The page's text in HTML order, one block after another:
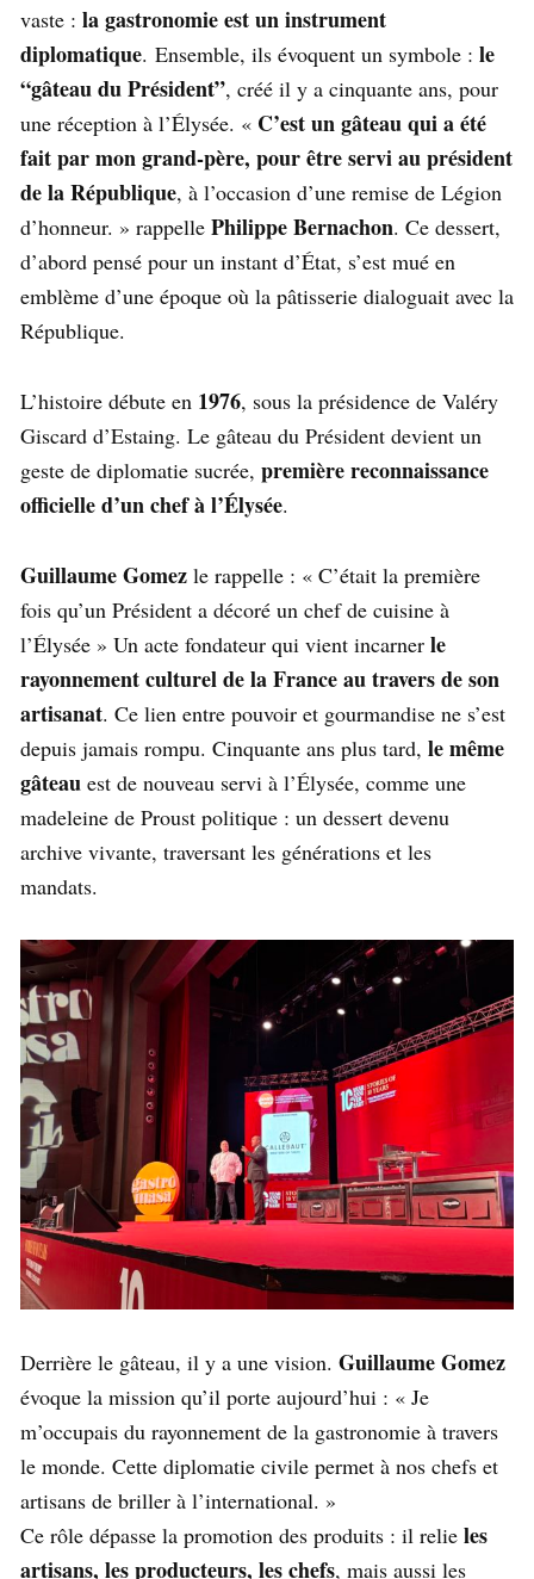
vaste : la gastronomie est un instrument
diplomatique. Ensemble, ils évoquent un symbole : le
“gâteau du Président”, créé il y a cinquante ans, pour
une réception à l’Élysée. « C’est un gâteau qui a été
fait par mon grand-père, pour être servi au président
de la République, à l’occasion d’une remise de Légion
d’honneur. » rappelle Philippe Bernachon. Ce dessert,
d’abord pensé pour un instant d’État, s’est mué en
emblème d’une époque où la pâtisserie dialoguait avec la
République.
L’histoire débute en 1976, sous la présidence de Valéry
Giscard d’Estaing. Le gâteau du Président devient un
geste de diplomatie sucrée, première reconnaissance
officielle d’un chef à l’Élysée.
Guillaume Gomez le rappelle : « C’était la première
fois qu’un Président a décoré un chef de cuisine à
l’Élysée » Un acte fondateur qui vient incarner le
rayonnement culturel de la France au travers de son
artisanat. Ce lien entre pouvoir et gourmandise ne s’est
depuis jamais rompu. Cinquante ans plus tard, le même
gâteau est de nouveau servi à l’Élysée, comme une
madeleine de Proust politique : un dessert devenu
archive vivante, traversant les générations et les
mandats.
Derrière le gâteau, il y a une vision. Guillaume Gomez
évoque la mission qu’il porte aujourd’hui : « Je
m’occupais du rayonnement de la gastronomie à travers
le monde. Cette diplomatie civile permet à nos chefs et
artisans de briller à l’international. »
Ce rôle dépasse la promotion des produits : il relie les
artisans, les producteurs, les chefs, mais aussi les